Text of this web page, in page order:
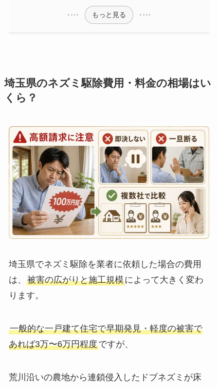
もっと見る
埼玉県のネズミ駆除費用・料金の相場はい
くら？
埼玉県でネズミ駆除を業者に依頼した場合の費用
は、 被害の広がりと施工規模によって大きく変わ
ります。
一般的な一戸建て住宅で早期発見・軽度の被害で
あれば3万〜6万円程度ですが、
荒川沿いの農地から連鎖侵入したドブネズミが床